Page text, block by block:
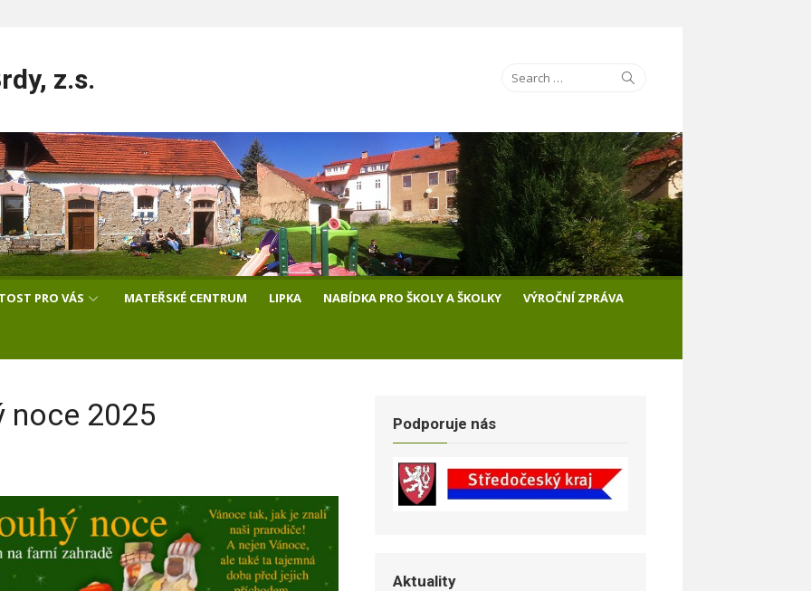
z.s.
Search
PRO VÁS MATEŘSKÉ CENTRUM LIPKA NABÍDKA PRO ŠKOLY A ŠKOLKY VÝROČNÍ ZPRÁVA
noce 2025 Podporuje nás
Aktuality